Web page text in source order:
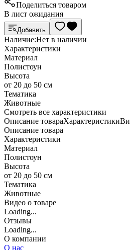
Поделиться товаром
В лист ожидания
Добавить
Наличие:Нет в наличии
Характеристики
Материал
Полистоун
Высота
от 20 до 50 см
Тематика
Животные
Cмотреть все характеристики
Описание товараХарактеристики
Описание товара
Характеристики
Материал
Полистоун
Высота
от 20 до 50 см
Тематика
Животные
Видео о товаре
Loading...
Отзывы
Loading...
О компании
О нас